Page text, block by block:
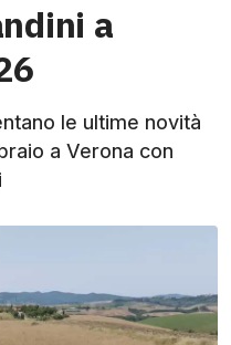
a
le ultime novità
a Verona con